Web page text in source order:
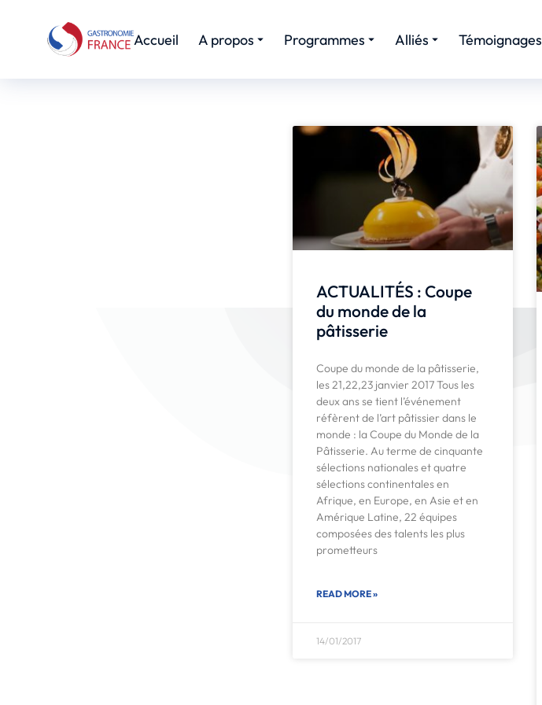
Accueil A propos Programmes Alliés Témoignages
ACTUALITÉS : Coupe
du monde de la
pâtisserie
Coupe du monde de la pâtisserie,
les 21,22,23 janvier 2017 Tous les
deux ans se tient l’événement
réfèrent de l’art pâtissier dans le
monde : la Coupe du Monde de la
Pâtisserie. Au terme de cinquante
sélections nationales et quatre
sélections continentales en
Afrique, en Europe, en Asie et en
Amérique Latine, 22 équipes
composées des talents les plus
prometteurs
READ MORE »
14/01/2017